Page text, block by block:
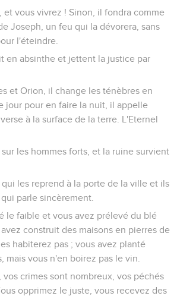
et vous vivrez ! Sinon, il fondra comme
Joseph, un feu qui la dévorera, sans
l'éteindre.
en absinthe et jettent la justice par
et Orion, il change les ténèbres en
jour pour en faire la nuit, il appelle
à la surface de la terre. L'Eternel
les hommes forts, et la ruine survient
les reprend à la porte de la ville et ils
parle sincèrement.
le faible et vous avez prélevé du blé
construit des maisons en pierres de
habiterez pas ; vous avez planté
mais vous n'en boirez pas le vin.
vos crimes sont nombreux, vos péchés
opprimez le juste, vous recevez des